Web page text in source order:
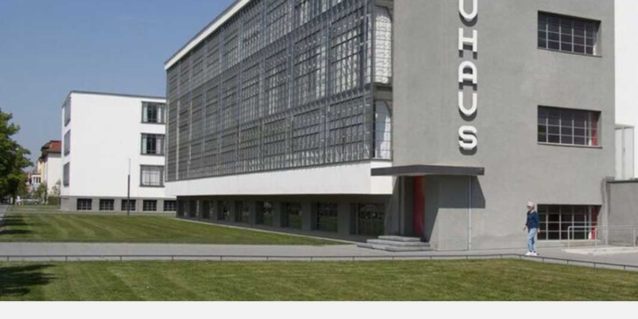
Dom und Michaeliskirche in
Hildesheim
Karolingisches Westwerk und